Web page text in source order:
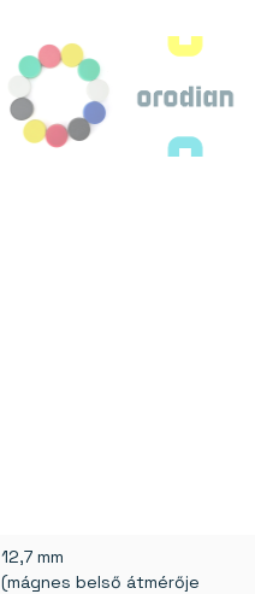
12,7 mm
(mágnes belső átmérője